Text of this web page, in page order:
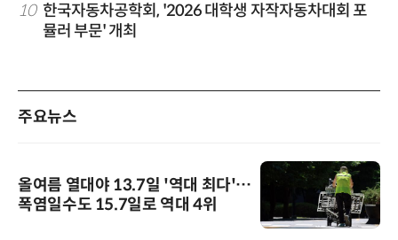
10 한국자동차공학회, '2026 대학생 자작자동차대회 포
뮬러 부문' 개최
주요뉴스
올여름 열대야 13.7일 '역대 최다'…
폭염일수도 15.7일로 역대 4위